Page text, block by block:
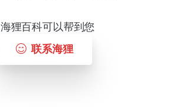
海狸百科可以帮到您
联系海狸